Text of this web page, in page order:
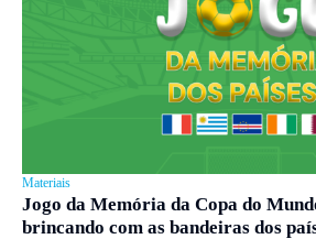
Materiais
Jogo da Memória da Copa do
brincando com as bandeiras dos